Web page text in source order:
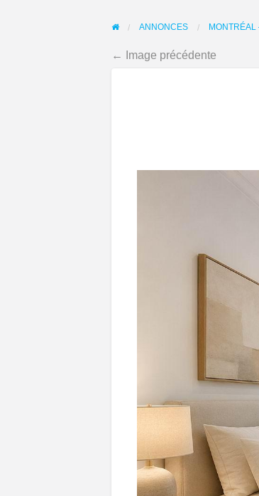
ANNONCES MONTRÉAL
← Image précédente